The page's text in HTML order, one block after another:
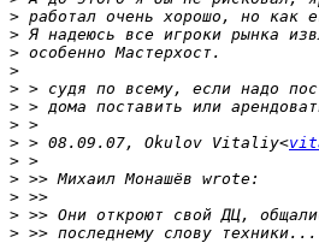
>
>
>
>
>
>
>
> > 08.09.07, Okulov Vitaliy<
>
>
>
>
>